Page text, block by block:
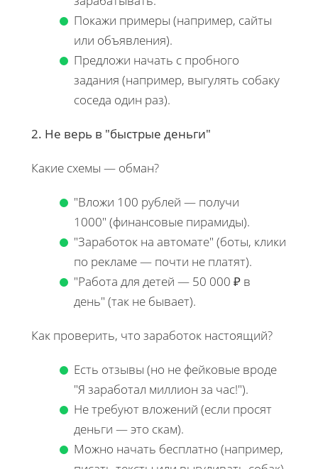
Покажи примеры (например, сайты
или объявления).
Предложи начать с пробного
задания (например, выгулять собаку
соседа один раз).
2. Не верь в "быстрые деньги"
Какие схемы — обман?
"Вложи 100 рублей — получи
1000" (финансовые пирамиды).
"Заработок на автомате" (боты, клики
по рекламе — почти не платят).
"Работа для детей — 50 000 ₽ в
день" (так не бывает).
Как проверить, что заработок настоящий?
Есть отзывы (но не фейковые вроде
"Я заработал миллион за час!").
Не требуют вложений (если просят
деньги — это скам).
Можно начать бесплатно (например,